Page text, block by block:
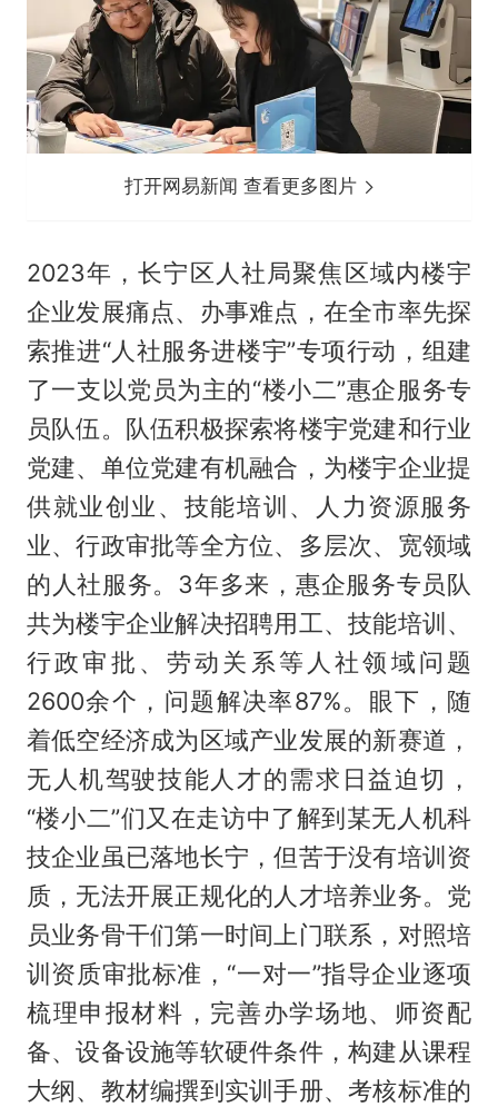
打开网易新闻 查看更多图片
2023年，长宁区人社局聚焦区域内楼宇
企业发展痛点、办事难点，在全市率先探
索推进“人社服务进楼宇”专项行动，组建
了一支以党员为主的“楼小二”惠企服务专
员队伍。队伍积极探索将楼宇党建和行业
党建、单位党建有机融合，为楼宇企业提
供就业创业、技能培训、人力资源服务
业、行政审批等全方位、多层次、宽领域
的人社服务。3年多来，惠企服务专员队
共为楼宇企业解决招聘用工、技能培训、
行政审批、劳动关系等人社领域问题
2600余个，问题解决率87%。眼下，随
着低空经济成为区域产业发展的新赛道，
无人机驾驶技能人才的需求日益迫切，
“楼小二”们又在走访中了解到某无人机科
技企业虽已落地长宁，但苦于没有培训资
质，无法开展正规化的人才培养业务。党
员业务骨干们第一时间上门联系，对照培
训资质审批标准，“一对一”指导企业逐项
梳理申报材料，完善办学场地、师资配
备、设备设施等软硬件条件，构建从课程
大纲、教材编撰到实训手册、考核标准的